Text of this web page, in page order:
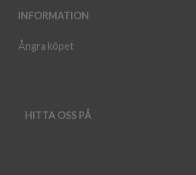
INFORMATION
Ångra köpet
HITTA OSS PÅ